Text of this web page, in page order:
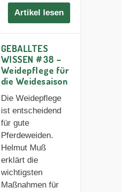
Artikel lesen
GEBALLTES
WISSEN #38 –
Weidepflege für
die Weidesaison
Die Weidepflege
ist entscheidend
für gute
Pferdeweiden.
Helmut Muß
erklärt die
wichtigsten
Maßnahmen für